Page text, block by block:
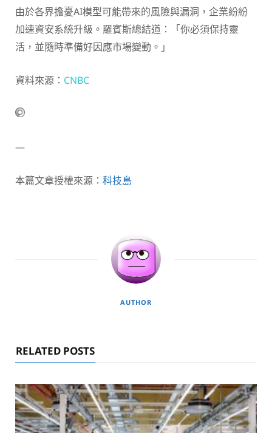
由於各界擔憂AI模型可能帶來的風險與漏洞，企業紛紛
加速資安系統升級。羅賓斯總結道：「你必須保持靈
活，並隨時準備好因應市場變動。」
資料來源： CNBC
—
本篇文章授權來源： 科技島
AUTHOR
RELATED POSTS